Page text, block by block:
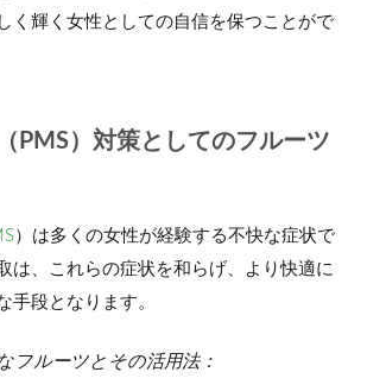
く輝く女性としての自信を保つことがで
）は多くの女性が経験する不快な症状で
は、これらの症状を和らげ、より快適に
手段となります。
フルーツとその活用法：